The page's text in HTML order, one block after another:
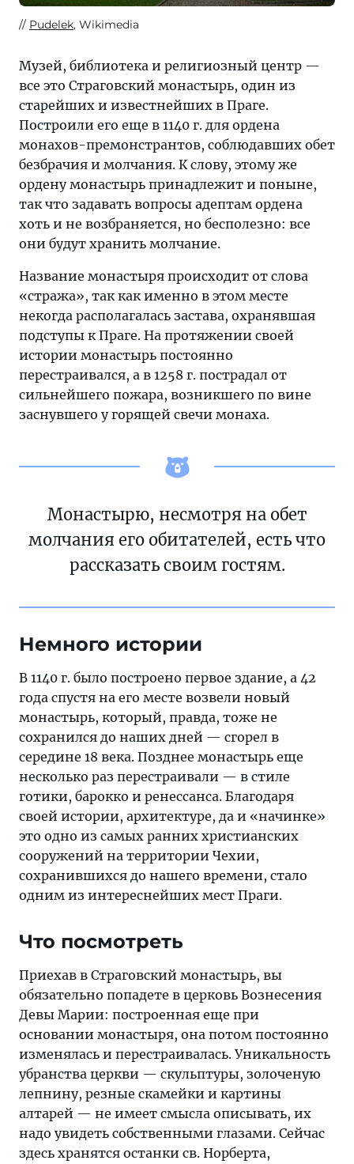
Pudelek, Wikimedia
Музей, библиотека и религиозный центр —
все это Страговский монастырь, один из
старейших и известнейших в Праге.
Построили его еще в 1140 г. для ордена
монахов-премонстрантов, соблюдавших обет
безбрачия и молчания. К слову, этому же
ордену монастырь принадлежит и поныне,
так что задавать вопросы адептам ордена
хоть и не возбраняется, но бесполезно: все
они будут хранить молчание.
Название монастыря происходит от слова
«стража», так как именно в этом месте
некогда располагалась застава, охранявшая
подступы к Праге. На протяжении своей
истории монастырь постоянно
перестраивался, а в 1258 г. пострадал от
сильнейшего пожара, возникшего по вине
заснувшего у горящей свечи монаха.
Монастырю, несмотря на обет
молчания его обитателей, есть что
рассказать своим гостям.
Немного истории
В 1140 г. было построено первое здание, а 42
года спустя на его месте возвели новый
монастырь, который, правда, тоже не
сохранился до наших дней — сгорел в
середине 18 века. Позднее монастырь еще
несколько раз перестраивали — в стиле
готики, барокко и ренессанса. Благодаря
своей истории, архитектуре, да и «начинке»
это одно из самых ранних христианских
сооружений на территории Чехии,
сохранившихся до нашего времени, стало
одним из интереснейших мест Праги.
Что посмотреть
Приехав в Страговский монастырь, вы
обязательно попадете в церковь Вознесения
Девы Марии: построенная еще при
основании монастыря, она потом постоянно
изменялась и перестраивалась. Уникальность
убранства церкви — скульптуры, золоченую
лепнину, резные скамейки и картины
алтарей — не имеет смысла описывать, их
надо увидеть собственными глазами. Сейчас
здесь хранятся останки св. Норберта,